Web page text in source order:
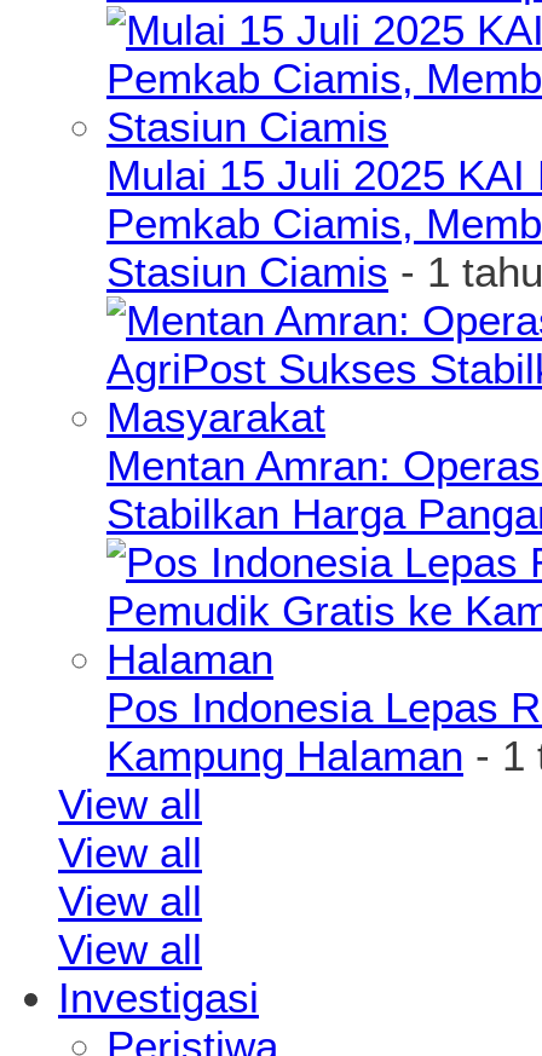
Mulai 15 Juli 2025
Pemkab Ciamis,
Stasiun Ciamis - 1
Mentan Amran:
Stabilkan Harga
Pos Indonesia Lepas
Kampung Halaman - 1
View all
View all
View all
View all
Investigasi
Peristiwa